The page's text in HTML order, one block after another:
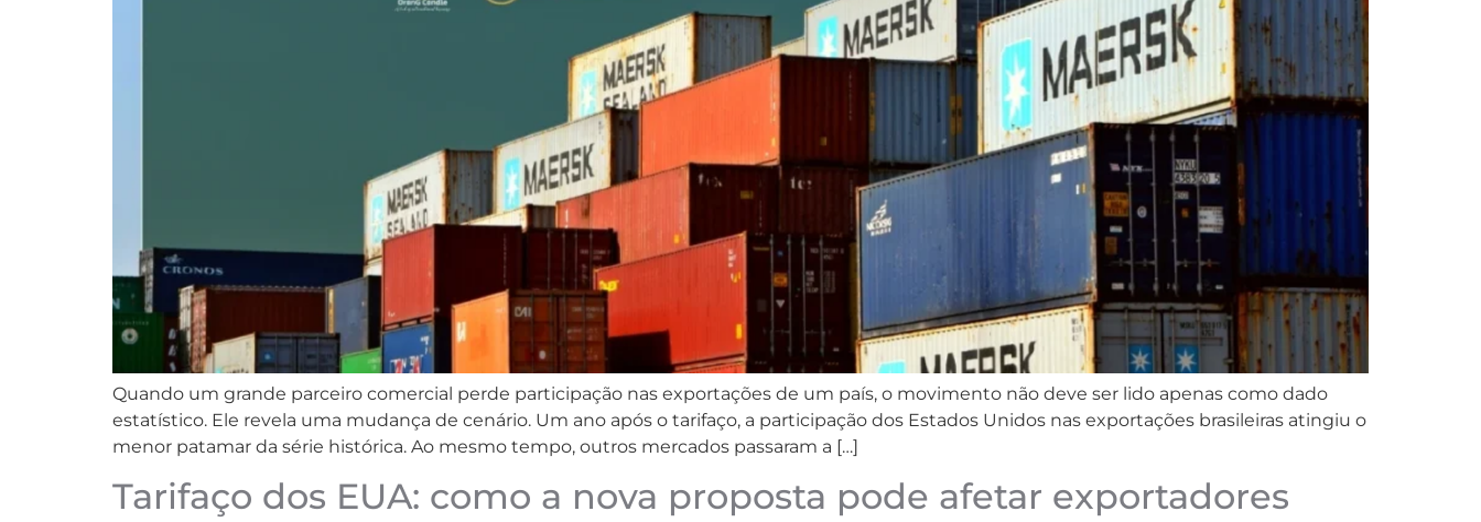
Quando um grande parceiro comercial perde participação nas exportações de um país, o movimento não deve ser lido apenas como dado
estatístico. Ele revela uma mudança de cenário. Um ano após o tarifaço, a participação dos Estados Unidos nas exportações brasileiras atingiu o
menor patamar da série histórica. Ao mesmo tempo, outros mercados passaram a […]
Tarifaço dos EUA: como a nova proposta pode afetar exportadores